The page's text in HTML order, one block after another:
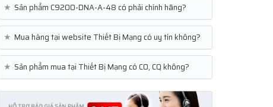
★ Sản phẩm C9200-DNA-A-48 có phải chính hãng?
★ Mua hàng tại website Thiết Bị Mạng có uy tín không?
★ Sản phẩm mua tại Thiết Bị Mạng có CO, CQ không?